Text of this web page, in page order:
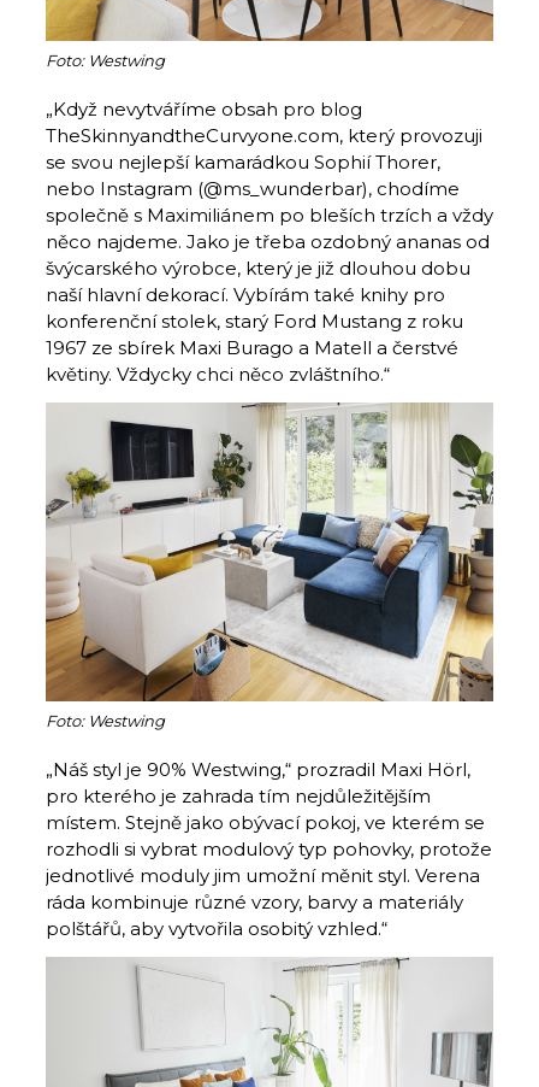
Foto: Westwing
„Když nevytváříme obsah pro blog
TheSkinnyandtheCurvyone.com, který provozuji
se svou nejlepší kamarádkou Sophií Thorer,
nebo Instagram (@ms_wunderbar), chodíme
společně s Maximiliánem po bleších trzích a vždy
něco najdeme. Jako je třeba ozdobný ananas od
švýcarského výrobce, který je již dlouhou dobu
naší hlavní dekorací. Vybírám také knihy pro
konferenční stolek, starý Ford Mustang z roku
1967 ze sbírek Maxi Burago a Matell a čerstvé
květiny. Vždycky chci něco zvláštního.“
Foto: Westwing
„Náš styl je 90% Westwing,“ prozradil Maxi Hörl,
pro kterého je zahrada tím nejdůležitějším
místem. Stejně jako obývací pokoj, ve kterém se
rozhodli si vybrat modulový typ pohovky, protože
jednotlivé moduly jim umožní měnit styl. Verena
ráda kombinuje různé vzory, barvy a materiály
polštářů, aby vytvořila osobitý vzhled.“